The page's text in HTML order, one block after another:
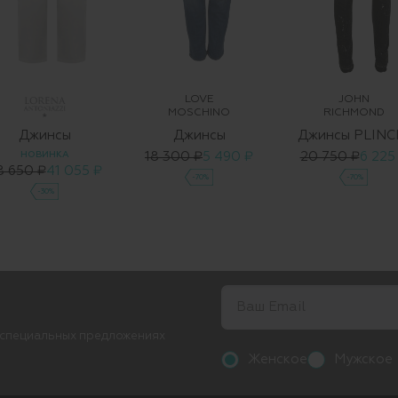
Джинсы
НОВИНКА
650 ₽41 055 ₽
-30%
LOVE
MOSCHINO
Джинсы
18 300 ₽5 490 ₽
-70%
JOHN
RICHMOND
Джинсы
20 750 ₽6 225
-70%